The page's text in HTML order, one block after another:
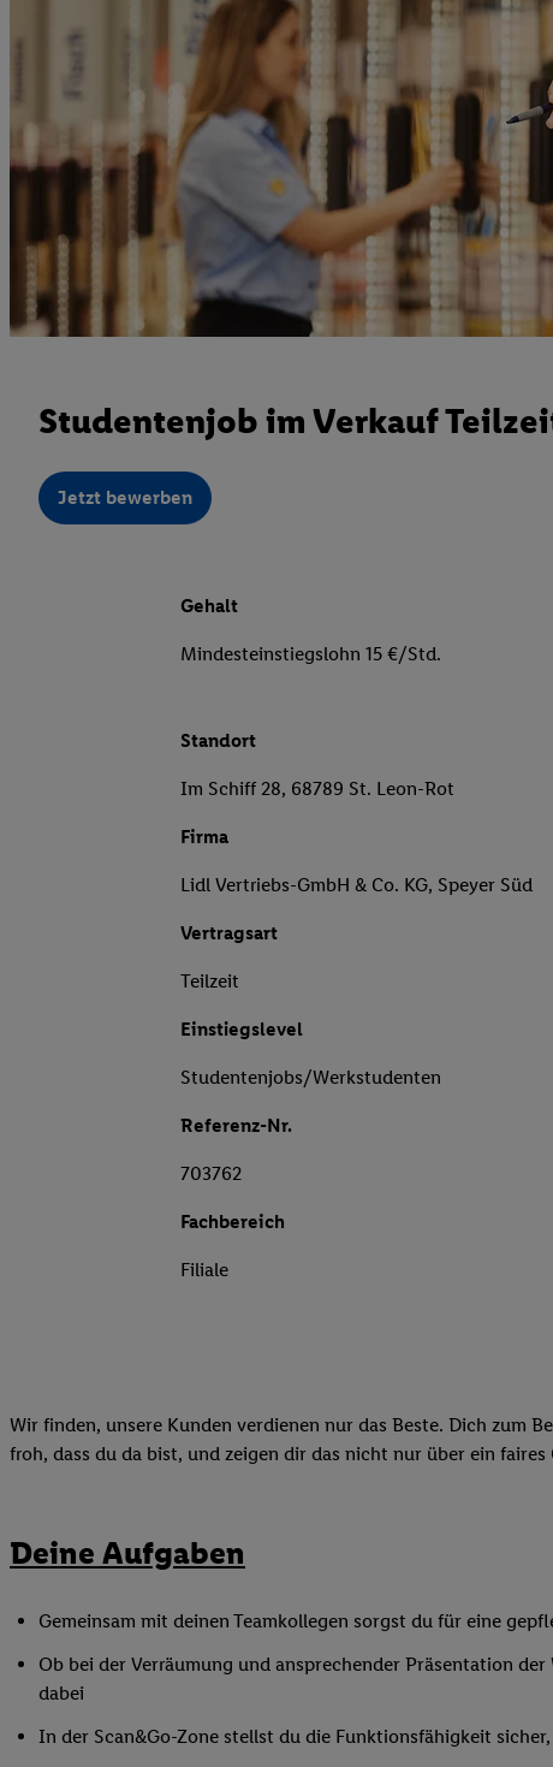
Studentenjob im Verkauf
Jetzt bewerben
Gehalt
Mindesteinstiegslohn 15 €/Std.
Standort
Im Schiff 28, 68789 St. Leon-Rot
Firma
Lidl Vertriebs-GmbH & Co. KG, Speyer Süd
Vertragsart
Teilzeit
Einstiegslevel
Studentenjobs/Werkstudenten
Referenz-Nr.
703762
Fachbereich
Filiale
Wir finden, unsere Kunden verdienen nur das Beste. Dich zum
froh, dass du da bist, und zeigen dir das nicht nur über ein
Deine Aufgaben
Gemeinsam mit deinen Teamkollegen sorgst du für eine
Ob bei der Verräumung und ansprechender Präsentation
dabei
In der Scan&Go-Zone stellst du die Funktionsfähigkeit